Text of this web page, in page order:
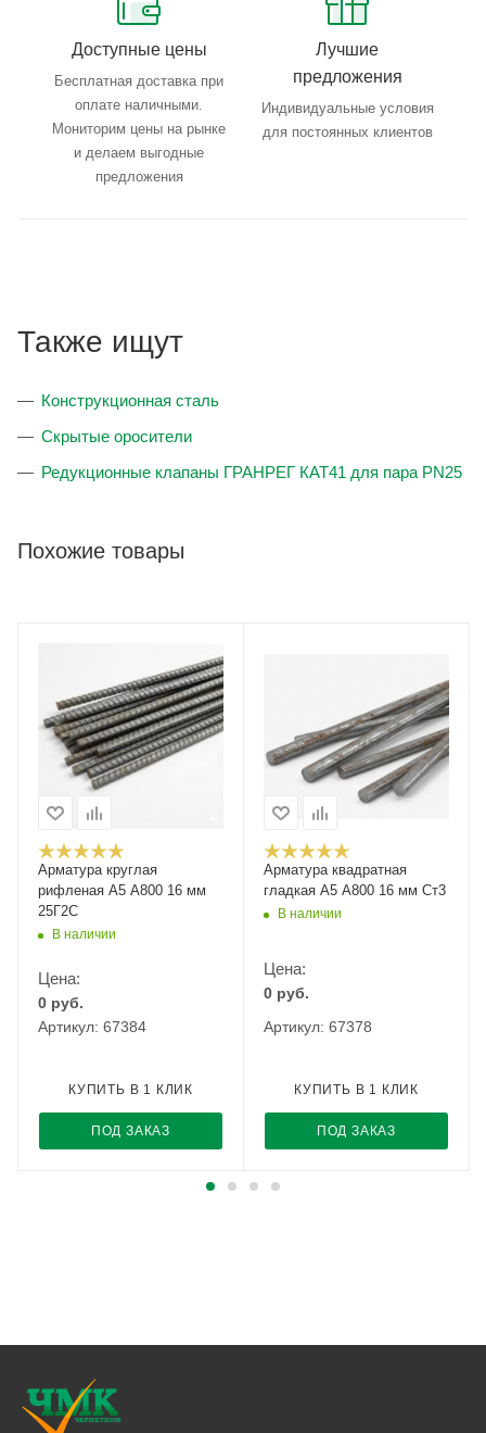
Доступные цены
Бесплатная доставка при
оплате наличными.
Мониторим цены на рынке
и делаем выгодные
предложения
Лучшие
предложения
Индивидуальные условия
для постоянных клиентов
Также ищут
Конструкционная сталь
Скрытые оросители
Редукционные клапаны ГРАНРЕГ КАТ41 для пара PN25
Похожие товары
Арматура круглая
рифленая А5 А800 16 мм
25Г2С
В наличии
Цена:
0 руб.
Артикул: 67384
ПОД ЗАКАЗ
КУПИТЬ В 1 КЛИК
Арматура квадратная
гладкая А5 А800 16 мм Ст3
В наличии
Цена:
0 руб.
Артикул: 67378
ПОД ЗАКАЗ
КУПИТЬ В 1 КЛИК